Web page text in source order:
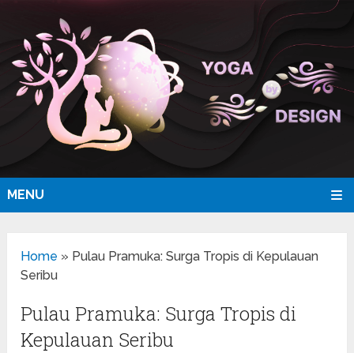
MENU
Home » Pulau Pramuka: Surga Tropis di Kepulauan
Seribu
Pulau Pramuka: Surga Tropis di
Kepulauan Seribu